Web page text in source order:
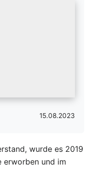
15.08.2023
wurde es 2019
erworben und im